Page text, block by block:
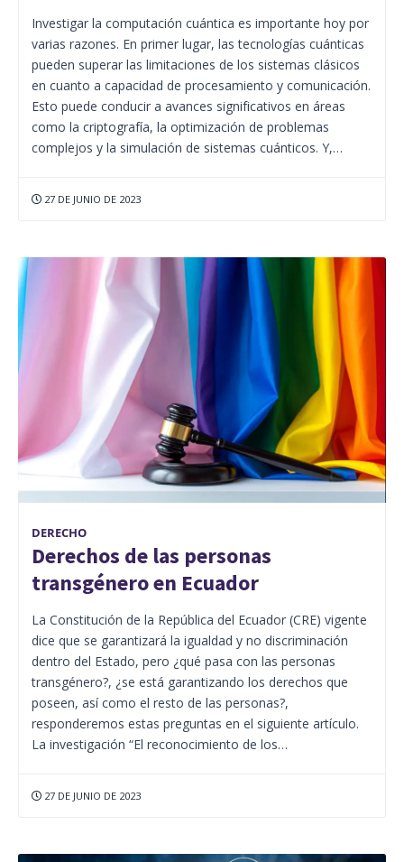
Investigar la computación cuántica es importante hoy por
varias razones. En primer lugar, las tecnologías cuánticas
pueden superar las limitaciones de los sistemas clásicos
en cuanto a capacidad de procesamiento y comunicación.
Esto puede conducir a avances significativos en áreas
como la criptografía, la optimización de problemas
complejos y la simulación de sistemas cuánticos. Y,…
27 DE JUNIO DE 2023
DERECHO
Derechos de las personas
transgénero en Ecuador
La Constitución de la República del Ecuador (CRE) vigente
dice que se garantizará la igualdad y no discriminación
dentro del Estado, pero ¿qué pasa con las personas
transgénero?, ¿se está garantizando los derechos que
poseen, así como el resto de las personas?,
responderemos estas preguntas en el siguiente artículo.
La investigación “El reconocimiento de los…
27 DE JUNIO DE 2023